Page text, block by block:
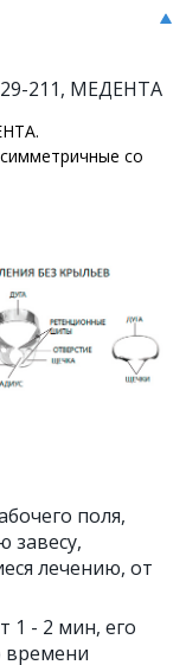
211, МЕДЕНТА
со
поля,
завесу,
лечению, от
1 - 2 мин, его
времени